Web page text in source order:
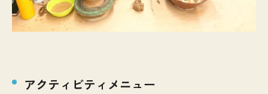
アクティビティメニュー